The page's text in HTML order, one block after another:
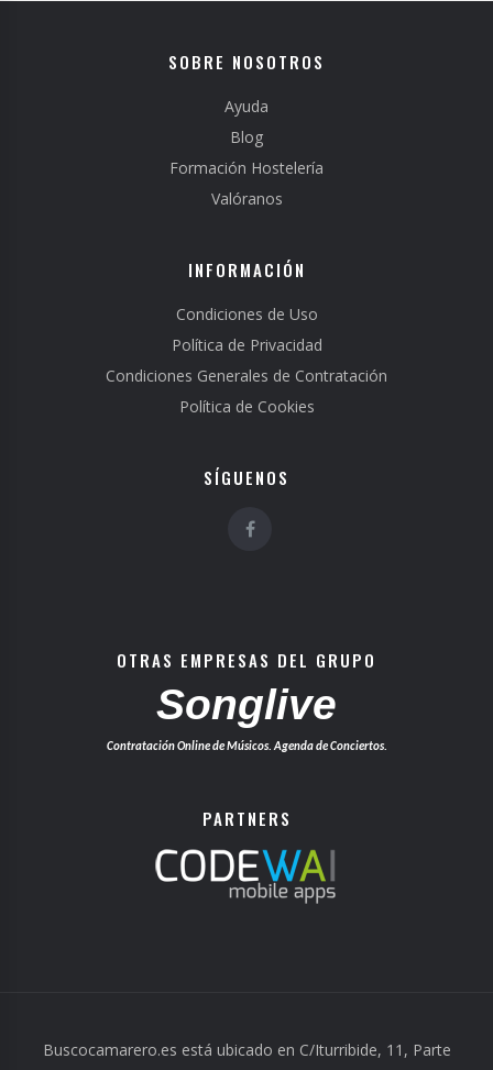
SOBRE NOSOTROS
Ayuda
Blog
Formación Hostelería
Valóranos
INFORMACIÓN
Condiciones de Uso
Política de Privacidad
Condiciones Generales de Contratación
Política de Cookies
SÍGUENOS
OTRAS EMPRESAS DEL GRUPO
Songlive
Contratación Online de Músicos. Agenda de Conciertos.
PARTNERS
Buscocamarero.es está ubicado en C/Iturribide, 11, Parte